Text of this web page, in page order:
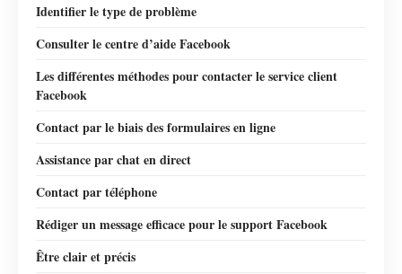
Identifier le type de problème
Consulter le centre d’aide Facebook
Les différentes méthodes pour contacter le service client
Facebook
Contact par le biais des formulaires en ligne
Assistance par chat en direct
Contact par téléphone
Rédiger un message efficace pour le support Facebook
Être clair et précis